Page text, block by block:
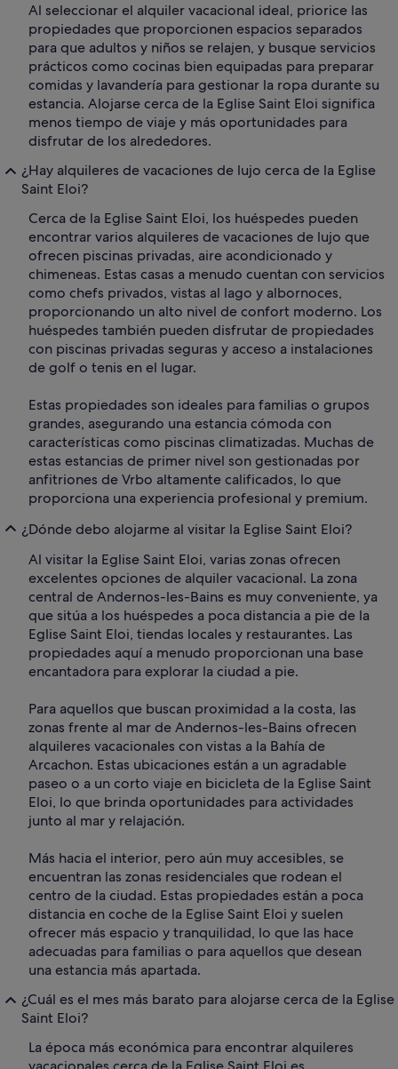
Al seleccionar el alquiler vacacional ideal, priorice las
propiedades que proporcionen espacios separados
para que adultos y niños se relajen, y busque servicios
prácticos como cocinas bien equipadas para preparar
comidas y lavandería para gestionar la ropa durante su
estancia. Alojarse cerca de la Eglise Saint Eloi significa
menos tiempo de viaje y más oportunidades para
disfrutar de los alrededores.
¿Hay alquileres de vacaciones de lujo cerca de la Eglise
Saint Eloi?
Cerca de la Eglise Saint Eloi, los huéspedes pueden
encontrar varios alquileres de vacaciones de lujo que
ofrecen piscinas privadas, aire acondicionado y
chimeneas. Estas casas a menudo cuentan con servicios
como chefs privados, vistas al lago y albornoces,
proporcionando un alto nivel de confort moderno. Los
huéspedes también pueden disfrutar de propiedades
con piscinas privadas seguras y acceso a instalaciones
de golf o tenis en el lugar.
Estas propiedades son ideales para familias o grupos
grandes, asegurando una estancia cómoda con
características como piscinas climatizadas. Muchas de
estas estancias de primer nivel son gestionadas por
anfitriones de Vrbo altamente calificados, lo que
proporciona una experiencia profesional y premium.
¿Dónde debo alojarme al visitar la Eglise Saint Eloi?
Al visitar la Eglise Saint Eloi, varias zonas ofrecen
excelentes opciones de alquiler vacacional. La zona
central de Andernos-les-Bains es muy conveniente, ya
que sitúa a los huéspedes a poca distancia a pie de la
Eglise Saint Eloi, tiendas locales y restaurantes. Las
propiedades aquí a menudo proporcionan una base
encantadora para explorar la ciudad a pie.
Para aquellos que buscan proximidad a la costa, las
zonas frente al mar de Andernos-les-Bains ofrecen
alquileres vacacionales con vistas a la Bahía de
Arcachon. Estas ubicaciones están a un agradable
paseo o a un corto viaje en bicicleta de la Eglise Saint
Eloi, lo que brinda oportunidades para actividades
junto al mar y relajación.
Más hacia el interior, pero aún muy accesibles, se
encuentran las zonas residenciales que rodean el
centro de la ciudad. Estas propiedades están a poca
distancia en coche de la Eglise Saint Eloi y suelen
ofrecer más espacio y tranquilidad, lo que las hace
adecuadas para familias o para aquellos que desean
una estancia más apartada.
¿Cuál es el mes más barato para alojarse cerca de la Eglise
Saint Eloi?
La época más económica para encontrar alquileres